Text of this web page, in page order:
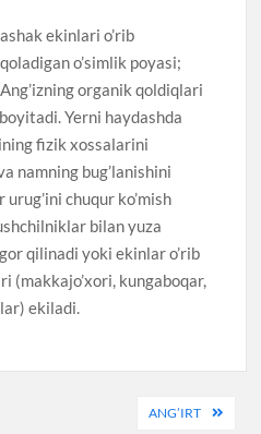
ekinlari o’rib
o’simlik poyasi;
organik qoldiqlari
Yerni haydashda
fizik xossalarini
namning bug’lanishini
chuqur ko’mish
bilan yuza
qilinadi yoki ekinlar o’rib
(makkajo’xori, kungaboqar,
ekiladi.
ANG’IRT